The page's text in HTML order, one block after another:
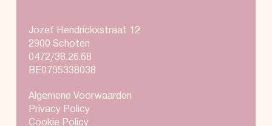
Jozef Hendrickxstraat 12
2900 Schoten
0472/38.26.68
BE0795338038
Algemene Voorwaarden
Privacy Policy
Cookie Policy